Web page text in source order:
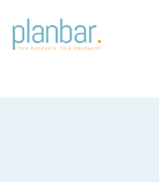
Inhalt
springen